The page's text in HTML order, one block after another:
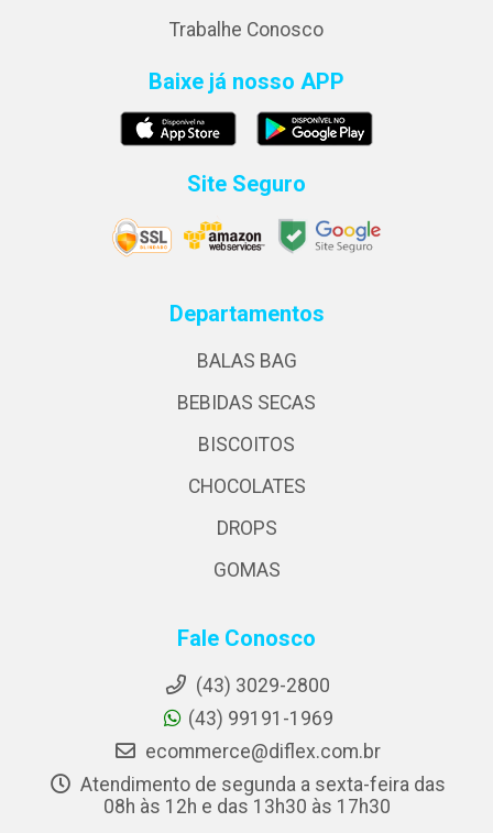
Trabalhe Conosco
Baixe já nosso APP
Site Seguro
Departamentos
BALAS BAG
BEBIDAS SECAS
BISCOITOS
CHOCOLATES
DROPS
GOMAS
Fale Conosco
(43) 3029-2800
(43) 99191-1969
ecommerce@diflex.com.br
Atendimento de segunda a sexta-feira das
08h às 12h e das 13h30 às 17h30